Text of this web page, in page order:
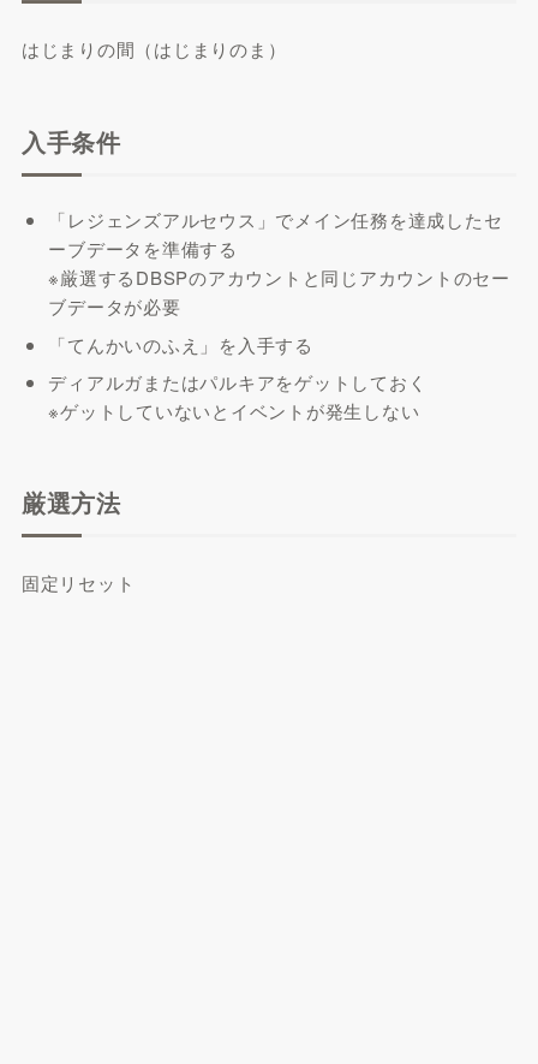
はじまりの間（はじまりのま）
入手条件
「レジェンズアルセウス」でメイン任務を達成したセ
ーブデータを準備する
※厳選するDBSPのアカウントと同じアカウントのセー
ブデータが必要
「てんかいのふえ」を入手する
ディアルガまたはパルキアをゲットしておく
※ゲットしていないとイベントが発生しない
厳選方法
固定リセット